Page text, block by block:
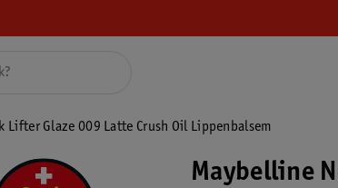
Lifter Glaze 009 Latte Crush Oil Lippenbalsem
Maybelline